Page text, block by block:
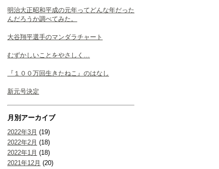
明治大正昭和平成の元年ってどんな年だった
んだろうか調べてみた。
大谷翔平選手のマンダラチャート
むずかしいことをやさしく…
『１００万回生きたねこ』のはなし
新元号決定
月別アーカイブ
2022年3月 (19)
2022年2月 (18)
2022年1月 (18)
2021年12月 (20)